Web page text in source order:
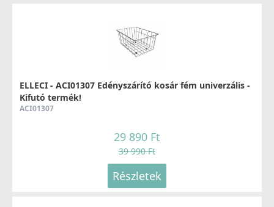
ELLECI - Csaptelep Fold Matt fekete
ELLECI - ACI01307 Edényszárító kosár fém univerzális -
Kifutó termék!
ACI01307
29 890 Ft
39 990 Ft
Részletek